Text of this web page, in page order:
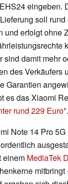
eingeben.
soll
und erfolgt ohne
sind damit mehr
des Verkäufers
Garantien
es das Xiaomi
rund 229 Euro .
Note 14 Pro
einem MediaTek
mitbringt